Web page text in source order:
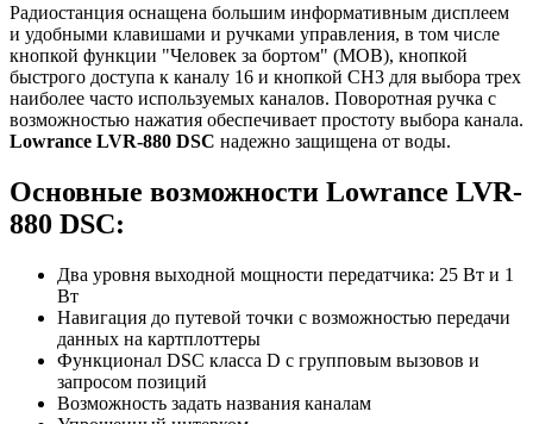
Радиостанция оснащена большим информативным дисплеем
и удобными клавишами и ручками управления, в том числе
кнопкой функции "Человек за бортом" (MOB), кнопкой
быстрого доступа к каналу 16 и кнопкой CH3 для выбора трех
наиболее часто используемых каналов. Поворотная ручка с
возможностью нажатия обеспечивает простоту выбора канала.
Lowrance LVR-880 DSC надежно защищена от воды.
Основные возможности Lowrance LVR-
880 DSC:
Два уровня выходной мощности передатчика: 25 Вт и 1
Вт
Навигация до путевой точки с возможностью передачи
данных на картплоттеры
Функционал DSC класса D с групповым вызовов и
запросом позиций
Возможность задать названия каналам